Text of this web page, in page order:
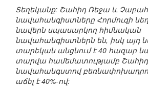
Տեղեկանք: Շահիդ Ռեջա և
նավահանգիստները Հորմուզի
նավերն սպասարկող հիմնական
նավահանգիստներն են, իսկ այդ
տարեկան անցնում է 40 հազար
տարվա համեմատությամբ
նավահանգստով
աճել է 40%-ով: